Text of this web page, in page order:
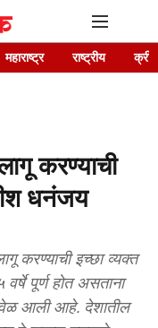
महाराष्ट्र राष्ट्रीय
करण्याची
धनंजय
करण्याची इच्छा व्यक्त
पूर्ण होत असताना
वेळ आली आहे. देशातील